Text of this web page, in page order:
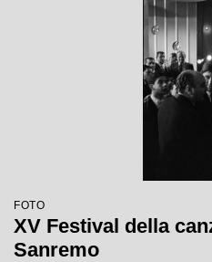
FOTO
XV Festival della
Sanremo